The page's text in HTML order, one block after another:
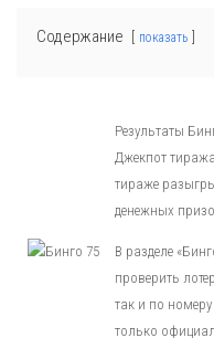
Содержание показать
Результаты
Джекпот тиража
тираже
денежных
В разделе
проверить
так и по
только